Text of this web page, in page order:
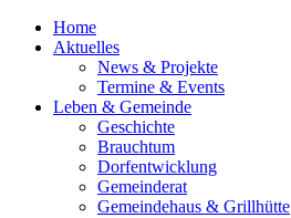
Home
Aktuelles
News & Projekte
Termine & Events
Leben & Gemeinde
Geschichte
Brauchtum
Dorfentwicklung
Gemeinderat
Gemeindehaus & Grillhütte